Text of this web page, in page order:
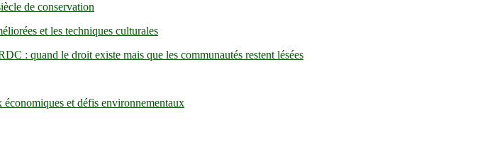
de conservation
et les techniques culturales
: quand le droit existe mais que les communautés restent lésées
et défis environnementaux